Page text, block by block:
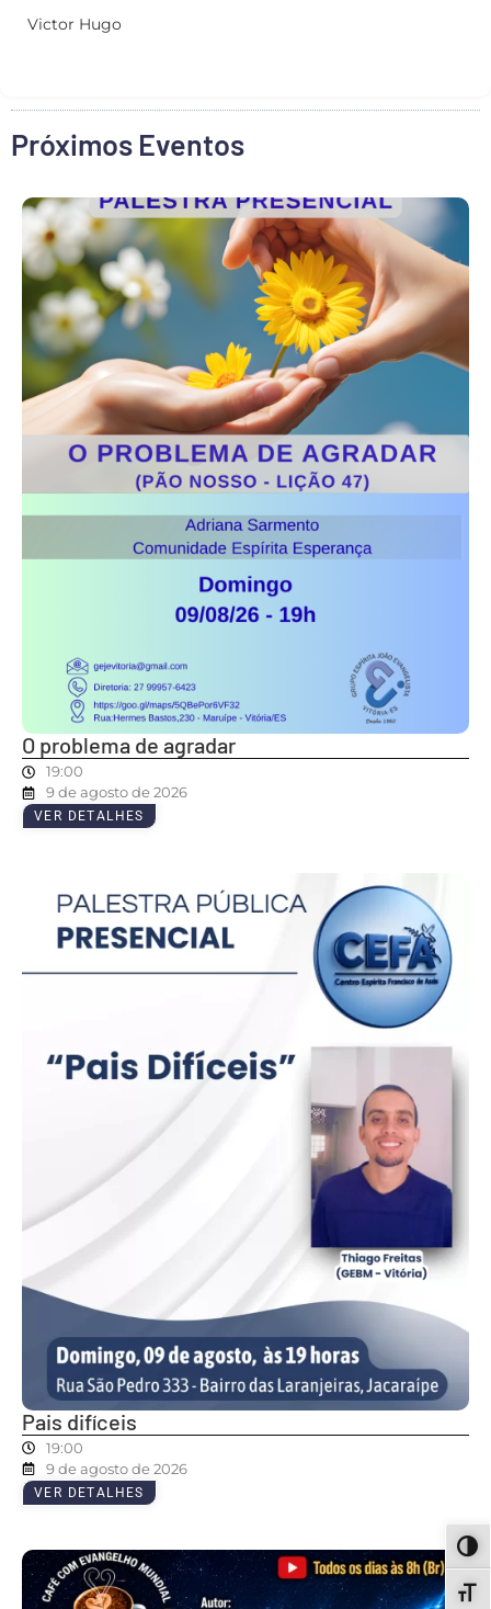
Victor Hugo
Próximos Eventos
O problema de agradar
19:00
9 de agosto de 2026
VER DETALHES
Pais difíceis
19:00
9 de agosto de 2026
VER DETALHES